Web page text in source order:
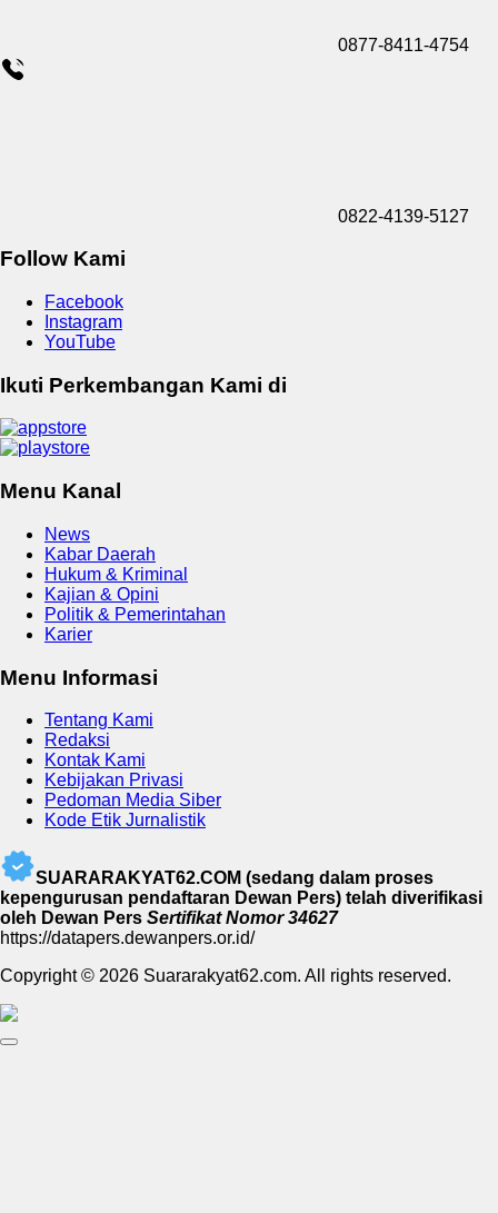
0877-8411-4754
0822-4139-5127
Follow Kami
Facebook
Instagram
YouTube
Ikuti Perkembangan Kami di
Menu Kanal
News
Kabar Daerah
Hukum & Kriminal
Kajian & Opini
Politik & Pemerintahan
Karier
Menu Informasi
Tentang Kami
Redaksi
Kontak Kami
Kebijakan Privasi
Pedoman Media Siber
Kode Etik Jurnalistik
SUARARAKYAT62.COM (sedang dalam proses
kepengurusan pendaftaran Dewan Pers) telah diverifikasi
oleh Dewan Pers Sertifikat Nomor 34627
https://datapers.dewanpers.or.id/
Copyright © 2026 Suararakyat62.com. All rights reserved.